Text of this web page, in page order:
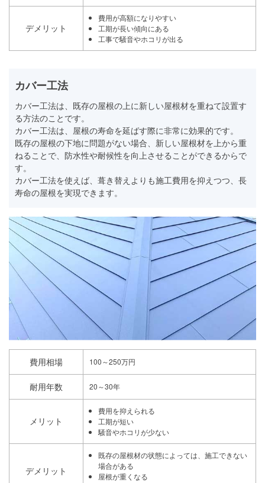
デメリット
費用が高額になりやすい
工期が長い傾向にある
工事で騒音やホコリが出る
カバー工法
カバー工法は、既存の屋根の上に新しい屋根材を重ねて設置す
る方法のことです。
カバー工法は、屋根の寿命を延ばす際に非常に効果的です。
既存の屋根の下地に問題がない場合、新しい屋根材を上から重
ねることで、防水性や耐候性を向上させることができるからで
す。
カバー工法を使えば、葺き替えよりも施工費用を抑えつつ、長
寿命の屋根を実現できます。
費用相場 100～250万円
耐用年数 20～30年
メリット
費用を抑えられる
工期が短い
騒音やホコリが少ない
デメリット
既存の屋根材の状態によっては、施工できない
場合がある
屋根が重くなる